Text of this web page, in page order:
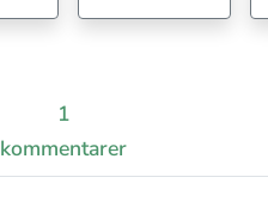
1
kommentarer